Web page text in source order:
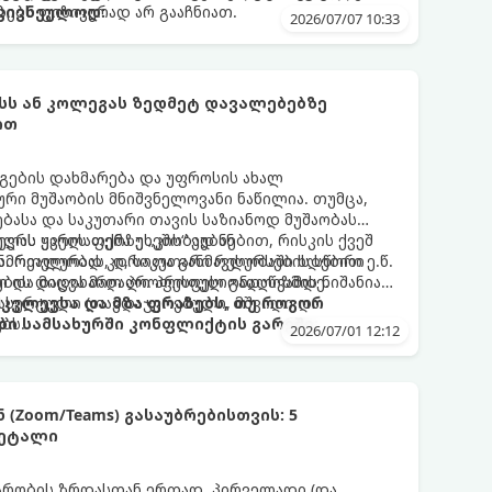
ფიზიკურად არ გააჩნიათ.
2026/07/07 10:33
ან კოლეგას ზედმეტ დავალებებზე
დახმარება და უფროსის ახალ
მუშაობის მნიშვნელოვანი ნაწილია. თუმცა,
და საკუთარი თავის საზიანოდ მუშაობას
ყველაფერზე „კის“ ეუბნებით, რისკის ქვეშ
დროთა განმავლობაში ხდებით ე.წ.
და მიდიხართ პროფესიულ გადაწვამდე.
უარის თქმა უხეშობად ან
რეალურად კი, საკუთარი რესურსების სწორი
დაცვა მაღალი პროფესიონალიზმის ნიშანია.
(თავდაჯერებული, მშვიდი და
და მზა ფრაზებს, თუ როგორ
სამსახურში კონფლიქტის გარეშე:2026/07/01 12:12
Teams) გასაუბრებისთვის: 5